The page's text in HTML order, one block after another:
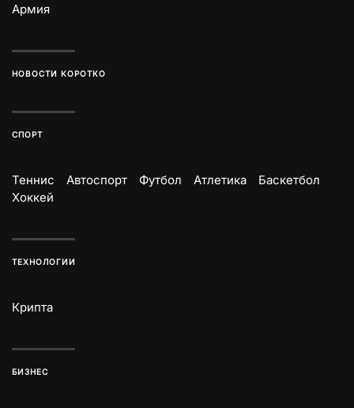
Армия
НОВОСТИ КОРОТКО
СПОРТ
Теннис Автоспорт Футбол Атлетика
Баскетбол
Хоккей
ТЕХНОЛОГИИ
Крипта
БИЗНЕС